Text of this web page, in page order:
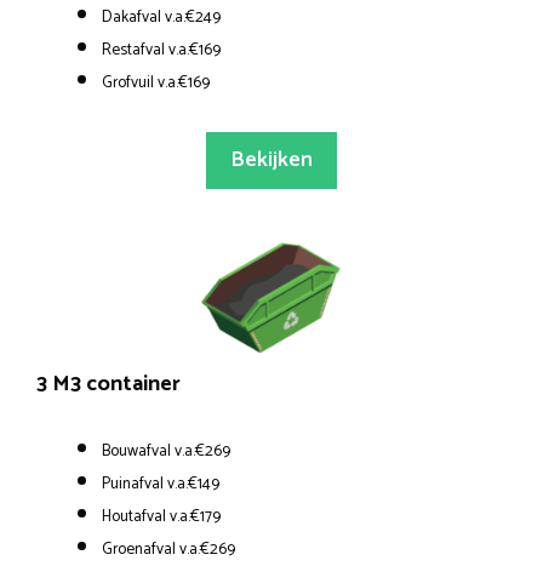
Dakafval v.a.€249
Restafval v.a.€169
Grofvuil v.a.€169
Bekijken
3 M3 container
Bouwafval v.a.€269
Puinafval v.a.€149
Houtafval v.a.€179
Groenafval v.a.€269